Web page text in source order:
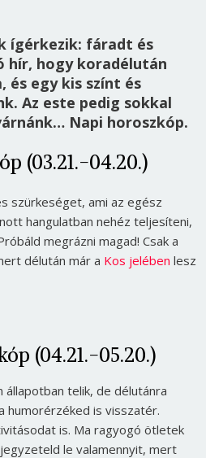
ígérkezik: fáradt és
hír, hogy koradélután
és egy kis színt és
Az este pedig sokkal
Napi horoszkóp.
(03.21.-04.20.)
szürkeséget, ami az egész
hangulatban nehéz teljesíteni,
megrázni magad! Csak a
délután már a Kos jelében lesz
(04.21.-05.20.)
telik, de délutánra
humorérzéked is visszatér.
is. Ma ragyogó ötletek
le valamennyit, mert